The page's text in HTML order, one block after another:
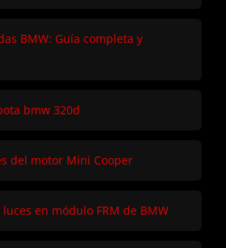
BMW: Guía completa y
bmw 320d
del motor Mini Cooper
en módulo FRM de BMW